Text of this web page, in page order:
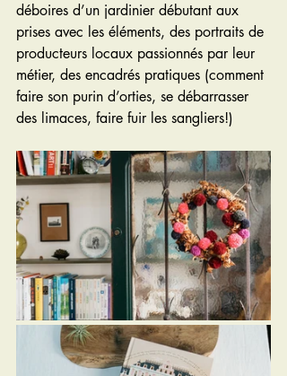
déboires d’un jardinier débutant aux
prises avec les éléments, des portraits de
producteurs locaux passionnés par leur
métier, des encadrés pratiques (comment
faire son purin d’orties, se débarrasser
des limaces, faire fuir les sangliers!)